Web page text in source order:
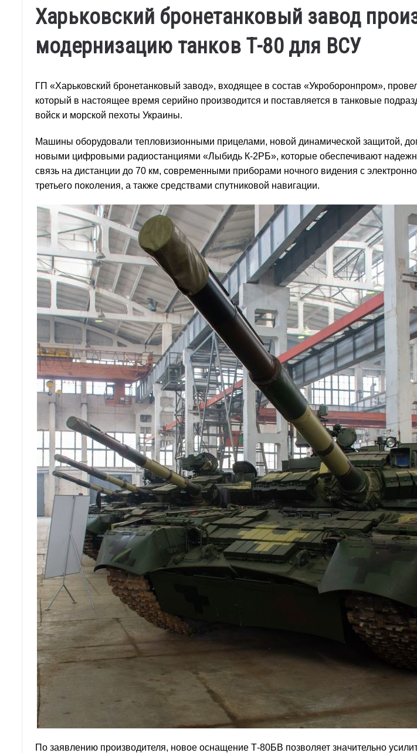
Харьковский бронетанковый завод
модернизацию танков Т-80 для ВСУ
ГП «Харьковский бронетанковый завод», входящее в состав «Укроборонпром»,
который в настоящее время серийно производится и поставляется в танковые
войск и морской пехоты Украины.
Машины оборудовали тепловизионными прицелами, новой динамической защитой,
новыми цифровыми радиостанциями «Лыбидь К-2РБ», которые обеспечивают
связь на дистанции до 70 км, современными приборами ночного видения с
третьего поколения, а также средствами спутниковой навигации.
По заявлению производителя, новое оснащение Т-80БВ позволяет значительно